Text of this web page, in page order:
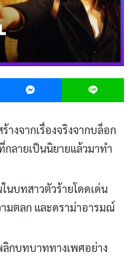
Messenger
างจากเรื่องจริงจากบล็อก
ลายเป็นนิยายแล้วมาทำ
นบทสาวตัวร้ายโดดเด่น
มตลก และดราม่าอารมณ์
กบทบาททางเพศอย่าง